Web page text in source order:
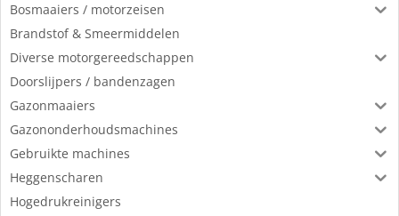
Bosmaaiers / motorzeisen
Brandstof & Smeermiddelen
Diverse motorgereedschappen
Doorslijpers / bandenzagen
Gazonmaaiers
Gazononderhoudsmachines
Gebruikte machines
Heggenscharen
Hogedrukreinigers